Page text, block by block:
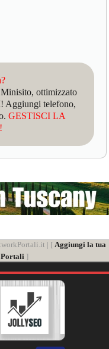
ottimizzato
telefono,
GESTISCI LA
| [ Aggiungi la tua
Portali]